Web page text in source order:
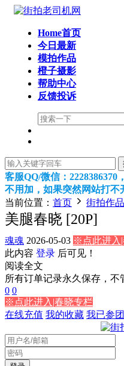
Home首页
今日最新
模拍作品
橙子摄影
帮助中心
反馈投诉
客服QQ/微信：
不用加，如果突然网站打不
当前位置： 首页 街拍作品
美腿春晓 [20P]
魂魂 2026-05-03 ※点此进入|
此内容 登录 后可见！
阅读全文
所有订单记录永久保存，不
0 0
※点此进入|春晓专栏
在线充值 我的收藏 我已参团